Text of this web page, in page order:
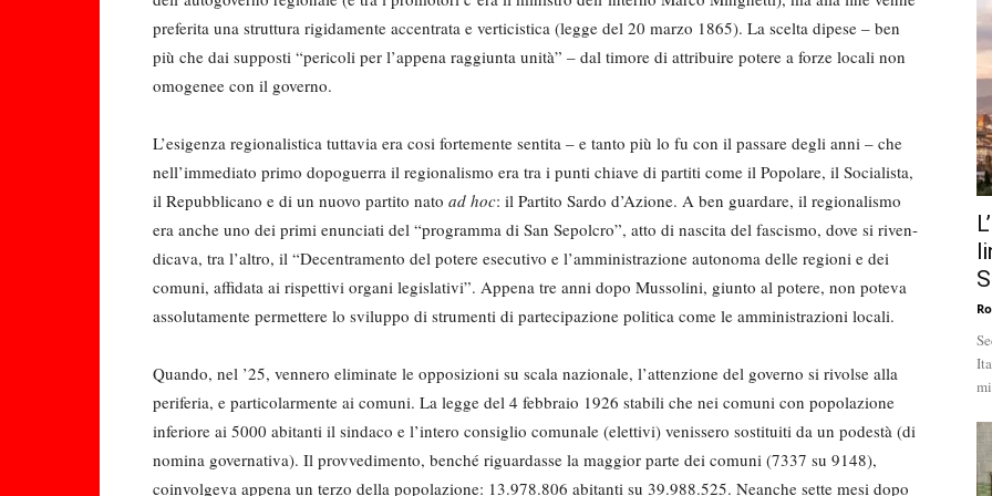
preferita una struttura rigidamente accentrata e verticistica (legge del 20 marzo 1865). La scelta dipese – ben
più che dai supposti “pericoli per l’appena raggiunta uni­tà” – dal timore di attribuire potere a forze locali non
omogenee con il governo.
L’esigenza regionalistica tuttavia era cosi fortemente sentita – e tanto più lo fu con il passare degli anni – che
nell’immediato primo dopoguerra il regionalismo era tra i punti chiave di partiti come il Popolare, il Socialista,
il Repubblicano e di un nuovo partito nato ad hoc: il Partito Sardo d’Azione. A ben guardare, il regionalismo
era anche uno dei primi enunciati del “programma di San Sepolcro”, atto di nascita del fascismo, dove si riven­
dicava, tra l’altro, il “Decentramento del potere esecutivo e l’amministra­zione autonoma delle regioni e dei
comuni, affidata ai rispettivi organi legislativi”. Appena tre anni dopo Mussolini, giunto al potere, non po­teva
assolutamente permettere lo svi­luppo di strumenti di partecipazione politica come le amministrazioni lo­cali.
Quando, nel ’25, vennero eliminate le opposizioni su scala nazionale, l’attenzione del governo si rivolse alla
periferia, e particolarmente ai comuni. La legge del 4 febbraio 1926 stabili che nei comuni con popola­zione
inferiore ai 5000 abitanti il sindaco e l’intero consiglio comunale (elettivi) venissero sostituiti da un podestà (di
nomina governativa). Il provvedimento, benché riguardasse la maggior parte dei comuni (7337 su 9148),
coinvolgeva appena un terzo della popolazione: 13.978.806 abi­tanti su 39.988.525. Neanche sette mesi dopo